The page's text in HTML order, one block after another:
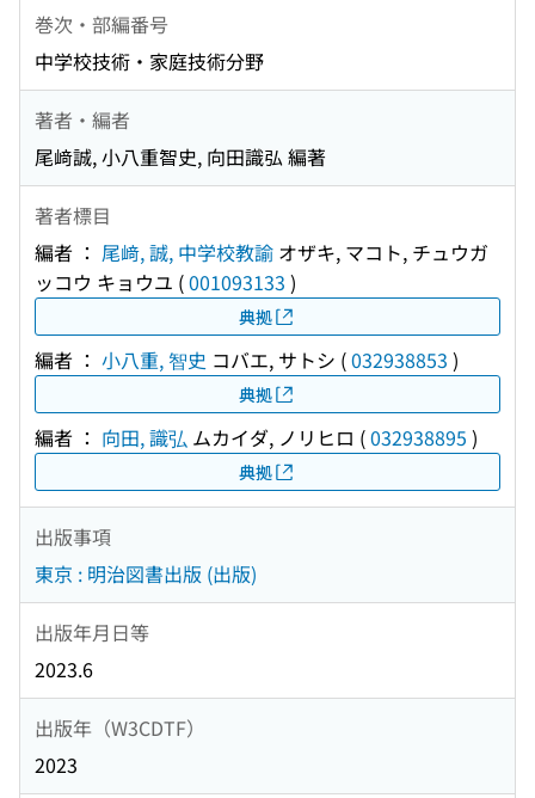
巻次・部編番号
中学校技術・家庭技術分野
著者・編者
尾﨑誠, 小八重智史, 向田識弘 編著
著者標目
編者 ： 尾﨑, 誠, 中学校教諭 オザキ, マコト, チュウガ
ッコウ キョウユ (001093133 )
典拠
編者 ： 小八重, 智史 コバエ, サトシ (032938853 )
典拠
編者 ： 向田, 識弘 ムカイダ, ノリヒロ (032938895 )
典拠
出版事項
東京 : 明治図書出版 (出版)
出版年月日等
2023.6
出版年（W3CDTF）
2023